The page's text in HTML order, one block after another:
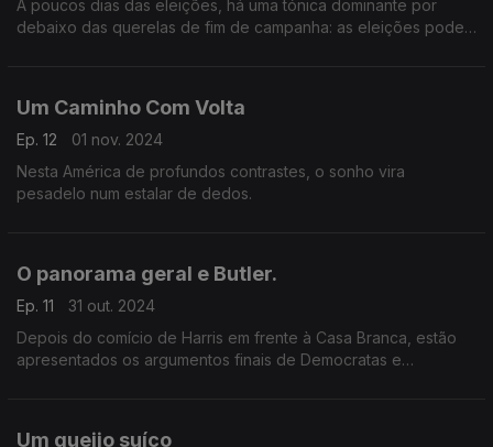
A poucos dias das eleições, há uma tónica dominante por
debaixo das querelas de fim de campanha: as eleições podem
Um Caminho Com Volta
Ep. 12
01 nov. 2024
Nesta América de profundos contrastes, o sonho vira
pesadelo num estalar de dedos.
O panorama geral e Butler.
Ep. 11
31 out. 2024
Depois do comício de Harris em frente à Casa Branca, estão
apresentados os argumentos finais de Democratas e
Um queijo suíço